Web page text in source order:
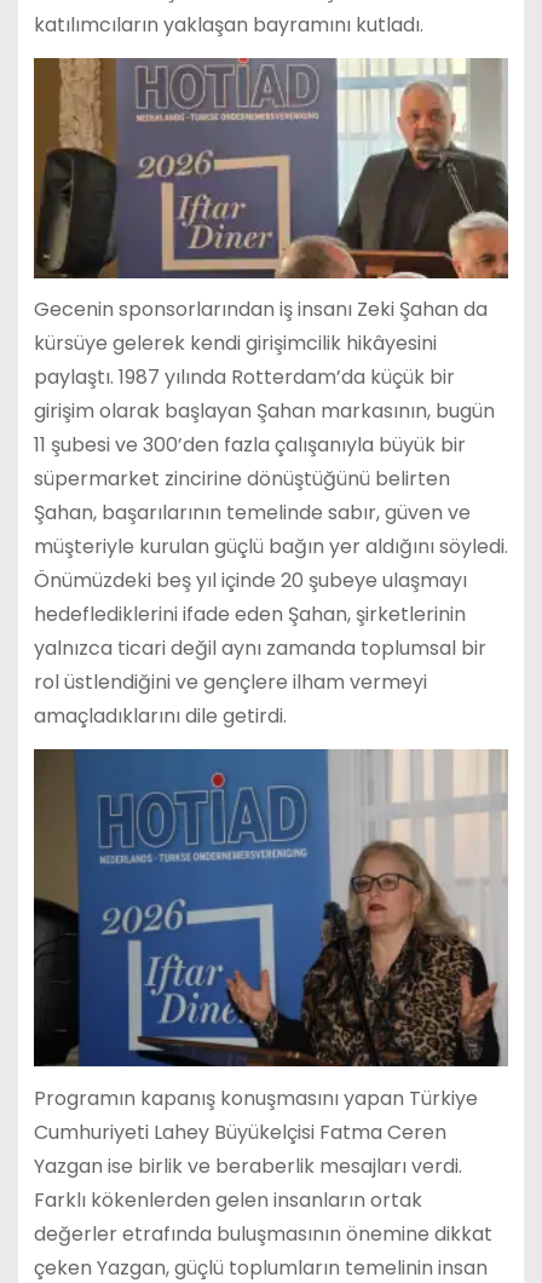
katılımcıların yaklaşan bayramını kutladı.
Gecenin sponsorlarından iş insanı Zeki Şahan da
kürsüye gelerek kendi girişimcilik hikâyesini
paylaştı. 1987 yılında Rotterdam’da küçük bir
girişim olarak başlayan Şahan markasının, bugün
11 şubesi ve 300’den fazla çalışanıyla büyük bir
süpermarket zincirine dönüştüğünü belirten
Şahan, başarılarının temelinde sabır, güven ve
müşteriyle kurulan güçlü bağın yer aldığını söyledi.
Önümüzdeki beş yıl içinde 20 şubeye ulaşmayı
hedeflediklerini ifade eden Şahan, şirketlerinin
yalnızca ticari değil aynı zamanda toplumsal bir
rol üstlendiğini ve gençlere ilham vermeyi
amaçladıklarını dile getirdi.
Programın kapanış konuşmasını yapan Türkiye
Cumhuriyeti Lahey Büyükelçisi Fatma Ceren
Yazgan ise birlik ve beraberlik mesajları verdi.
Farklı kökenlerden gelen insanların ortak
değerler etrafında buluşmasının önemine dikkat
çeken Yazgan, güçlü toplumların temelinin insan